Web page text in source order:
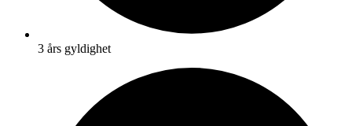
3 års gyldighet